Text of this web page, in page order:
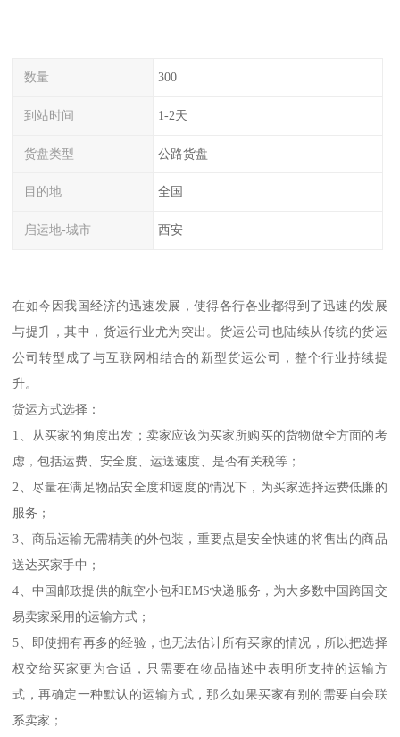
数量 300
到站时间 1-2天
货盘类型 公路货盘
目的地 全国
启运地-城市 西安
在如今因我国经济的迅速发展，使得各行各业都得到了迅速的发展
与提升，其中，货运行业尤为突出。货运公司也陆续从传统的货运
公司转型成了与互联网相结合的新型货运公司，整个行业持续提
升。
货运方式选择：
1、从买家的角度出发；卖家应该为买家所购买的货物做全方面的考
虑，包括运费、安全度、运送速度、是否有关税等；
2、尽量在满足物品安全度和速度的情况下，为买家选择运费低廉的
服务；
3、商品运输无需精美的外包装，重要点是安全快速的将售出的商品
送达买家手中；
4、中国邮政提供的航空小包和EMS快递服务，为大多数中国跨国交
易卖家采用的运输方式；
5、即使拥有再多的经验，也无法估计所有买家的情况，所以把选择
权交给买家更为合适，只需要在物品描述中表明所支持的运输方
式，再确定一种默认的运输方式，那么如果买家有别的需要自会联
系卖家；